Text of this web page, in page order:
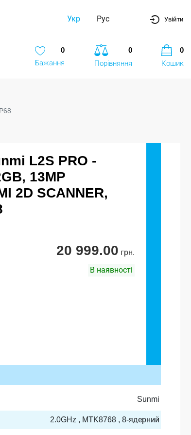
Укр Рус Увійти
0
Бажання
0
Порівняння
0
Кошик
L2S PRO -
13MP
2D SCANNER,
20 999.00 грн.
В наявності
Sunmi
2.0GHz , MTK8768 , 8-ядерний